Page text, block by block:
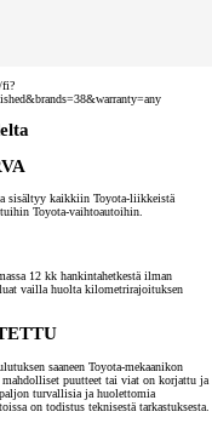
fi?
sisältyy kaikkiin Toyota-liikkeistä
Toyota-vaihtoautoihin.
12 kk hankintahetkestä ilman
vailla huolta kilometrirajoituksen
saaneen Toyota-mekaanikon
mahdolliset puutteet tai viat on korjattu ja
turvallisia ja huolettomia
on todistus teknisestä tarkastuksesta.